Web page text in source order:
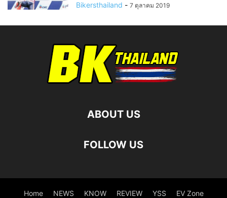
Bikersthailand - 7 ตุลาคม 2019
ABOUT US
FOLLOW US
Home NEWS KNOW REVIEW YSS EV Zone